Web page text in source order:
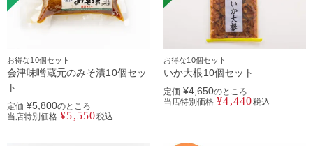
お得な10個セット
会津味噌蔵元のみそ漬10個セッ
ト
定価 ¥5,800のところ
当店特別価格 ¥5,550税込
お得な10個セット
いか大根10個セット
定価 ¥4,650のところ
当店特別価格 ¥4,440税込